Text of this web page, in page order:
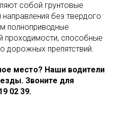
собой грунтовые
без твердого
полноприводные
проходимости, способные
дорожных препятствий.
место? Наши водители
Звоните для
02 39.